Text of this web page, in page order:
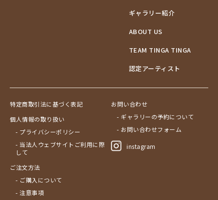
ギャラリー紹介
ABOUT US
TEAM TINGA TINGA
認定アーティスト
特定商取引法に基づく表記
個人情報の取り扱い
- プライバシーポリシー
- 当法人ウェブサイトご利用に際
して
ご注文方法
- ご購入について
- 注意事項
お問い合わせ
- ギャラリーの予約について
- お問い合わせフォーム
instagram